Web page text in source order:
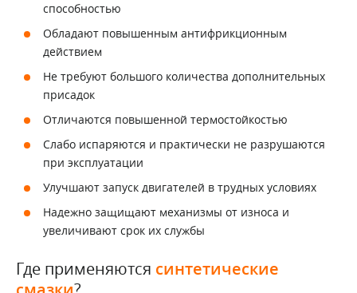
способностью
Обладают повышенным антифрикционным
действием
Не требуют большого количества дополнительных
присадок
Отличаются повышенной термостойкостью
Слабо испаряются и практически не разрушаются
при эксплуатации
Улучшают запуск двигателей в трудных условиях
Надежно защищают механизмы от износа и
увеличивают срок их службы
Где применяются синтетические